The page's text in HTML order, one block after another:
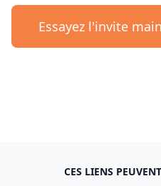
Essayez l'invite
CES LIENS